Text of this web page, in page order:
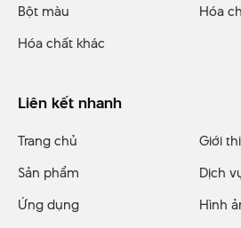
Bột màu
Hóa
Hóa chất khác
Liên kết nhanh
Trang chủ
Giới
Sản phẩm
Dịch
Ứng dụng
Hình